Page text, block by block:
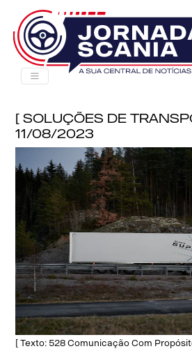
[ Soluções de
11/08/2023
[ Texto: 528 Comunicação Com